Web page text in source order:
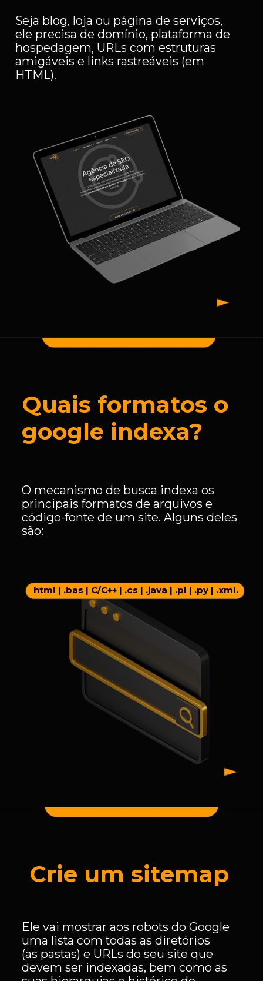
Seja blog, loja ou página de serviços,
ele precisa de domínio, plataforma de
hospedagem, URLs com estruturas
amigáveis e links rastreáveis (em
HTML).
html | .bas | C/C++ | .cs | .java | .pl | .py | .xml.
O mecanismo de busca indexa os
principais formatos de arquivos e
código-fonte de um site. Alguns deles
são:
Quais formatos o
google indexa?
Crie um sitemap
Ele vai mostrar aos robots do Google
uma lista com todas as diretórios
(as pastas) e URLs do seu site que
devem ser indexadas, bem como as